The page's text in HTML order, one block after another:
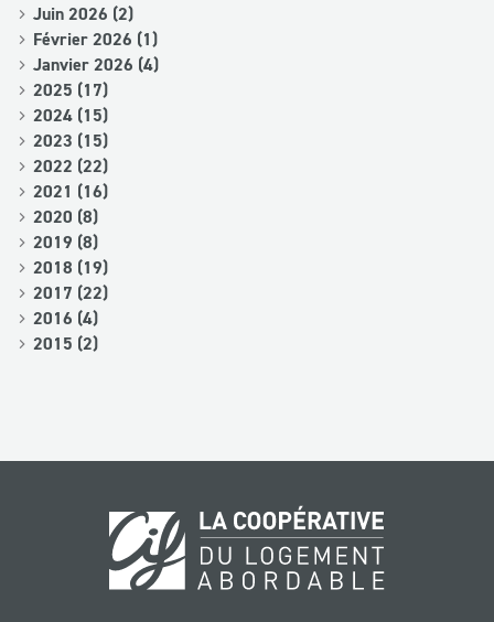
Juin 2026 (2)
Février 2026 (1)
Janvier 2026 (4)
2025 (17)
2024 (15)
2023 (15)
2022 (22)
2021 (16)
2020 (8)
2019 (8)
2018 (19)
2017 (22)
2016 (4)
2015 (2)